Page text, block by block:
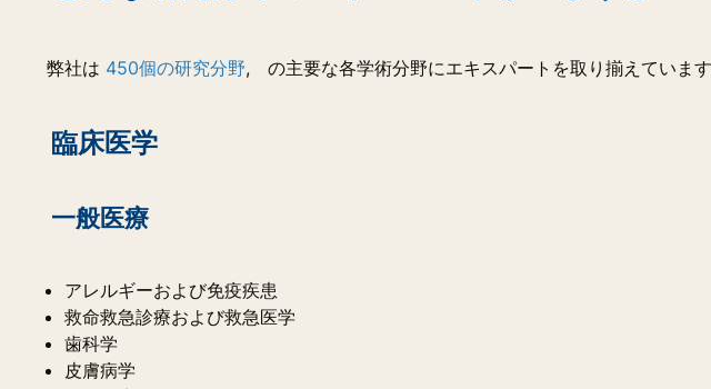
弊社は 450個の研究分野, の主要な各学術分野にエキスパートを取り揃えていま
臨床医学
一般医療
アレルギーおよび免疫疾患
救命救急診療および救急医学
歯科学
皮膚病学